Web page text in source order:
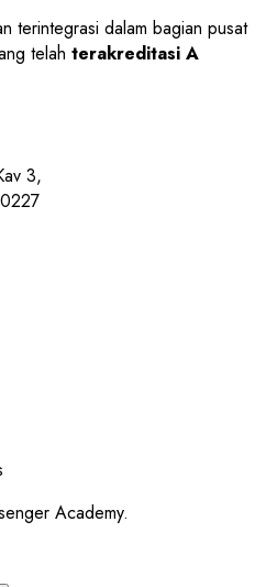
terintegrasi dalam bagian pusat
telah terakreditasi A
3,
– 6 pm,
Academy.